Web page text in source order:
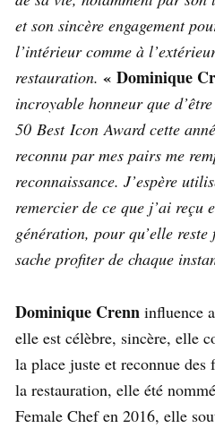
et son sincère engagement
l’intérieur comme à
restauration. « Dominique
incroyable honneur que
50 Best Icon Award cette
reconnu par mes pairs me
reconnaissance. J’espère
remercier de ce que j’ai reçu
génération, pour qu’elle
sache profiter de chaque
Dominique Crenn influence
elle est célèbre, sincère, elle
la place juste et reconnue des
la restauration, elle été
Female Chef en 2016, elle